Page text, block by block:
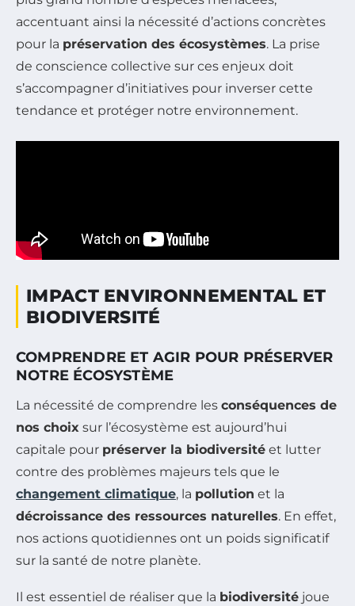
accentuant ainsi la nécessité d’actions concrètes
pour la préservation des écosystèmes. La prise
de conscience collective sur ces enjeux doit
s’accompagner d’initiatives pour inverser cette
tendance et protéger notre environnement.
IMPACT ENVIRONNEMENTAL ET
BIODIVERSITÉ
COMPRENDRE ET AGIR POUR PRÉSERVER
NOTRE ÉCOSYSTÈME
La nécessité de comprendre les conséquences de
nos choix sur l’écosystème est aujourd’hui
capitale pour préserver la biodiversité et lutter
contre des problèmes majeurs tels que le
changement climatique, la pollution et la
décroissance des ressources naturelles. En effet,
nos actions quotidiennes ont un poids significatif
sur la santé de notre planète.
Il est essentiel de réaliser que la biodiversité joue